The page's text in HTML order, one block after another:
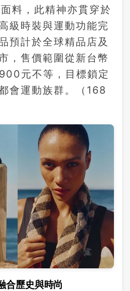
料，此精神亦貫穿於
級時裝與運動功能完
預計於全球精品店及
，售價範圍從新台幣
元不等，目標鎖定
會運動族群。（168
合歷史與時尚